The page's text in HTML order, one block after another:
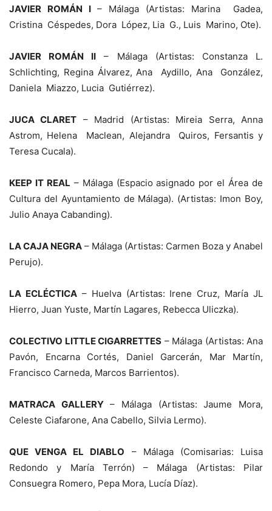
JAVIER ROMÁN I– Málaga (Artistas: Marina Gadea,
Cristina Céspedes, Dora López, Lia G., Luis Marino, Ote).
JAVIER ROMÁN II – Málaga (Artistas: Constanza L.
Schlichting, Regina Álvarez, Ana Aydillo, Ana González,
Daniela Miazzo, Lucia Gutiérrez).
JUCA CLARET – Madrid (Artistas: Mireia Serra, Anna
Astrom, Helena Maclean, Alejandra Quiros, Fersantis y
Teresa Cucala).
KEEP IT REAL – Málaga (Espacio asignado por el Área de
Cultura del Ayuntamiento de Málaga). (Artistas: Imon Boy,
Julio Anaya Cabanding).
LA CAJA NEGRA – Málaga (Artistas: Carmen Boza y Anabel
Perujo).
LA ECLÉCTICA– Huelva (Artistas: Irene Cruz, María JL
Hierro, Juan Yuste, Martín Lagares, Rebecca Uliczka).
COLECTIVO LITTLE CIGARRETTES – Málaga (Artistas: Ana
Pavón, Encarna Cortés, Daniel Garcerán, Mar Martín,
Francisco Carneda, Marcos Barrientos).
MATRACA GALLERY– Málaga (Artistas: Jaume Mora,
Celeste Ciafarone, Ana Cabello, Silvia Lermo).
QUE VENGA EL DIABLO – Málaga (Comisarias: Luisa
Redondo y María Terrón) – Málaga (Artistas: Pilar
Consuegra Romero, Pepa Mora, Lucía Díaz).